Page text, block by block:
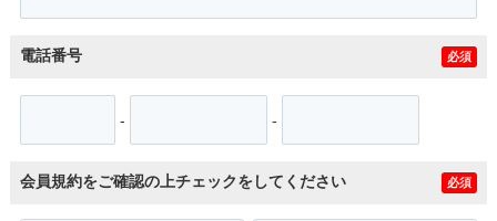
電話番号 必須
- -
会員規約をご確認の上チェックをしてください 必須